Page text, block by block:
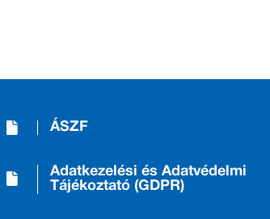
ÁSZF
Adatkezelési és Adatvédelmi
Tájékoztató (GDPR)